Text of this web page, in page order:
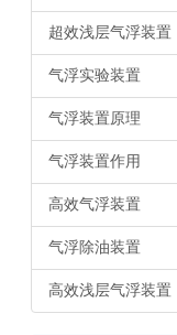
超效浅层气浮装置
气浮实验装置
气浮装置原理
气浮装置作用
高效气浮装置
气浮除油装置
高效浅层气浮装置